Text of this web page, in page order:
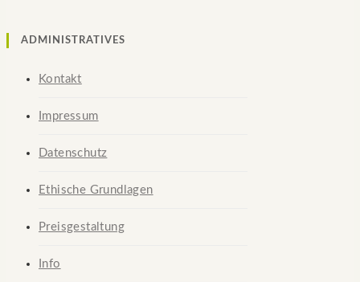
ADMINISTRATIVES
Kontakt
Impressum
Datenschutz
Ethische Grundlagen
Preisgestaltung
Info